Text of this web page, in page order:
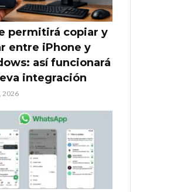
permitirá copiar y
entre iPhone y
así funcionará
integración
2026